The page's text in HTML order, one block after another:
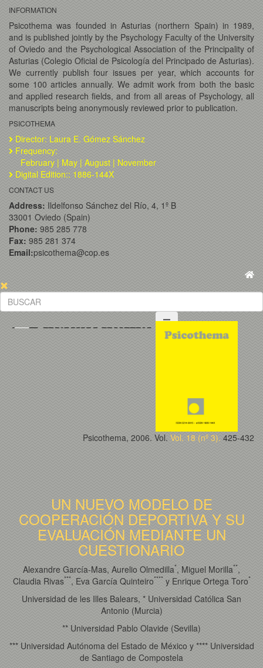
INFORMATION
Psicothema was founded in Asturias (northern Spain) in 1989,
and is published jointly by the Psychology Faculty of the University
of Oviedo and the Psychological Association of the Principality of
Asturias (Colegio Oficial de Psicología del Principado de Asturias).
We currently publish four issues per year, which accounts for
some 100 articles annually. We admit work from both the basic
and applied research fields, and from all areas of Psychology, all
manuscripts being anonymously reviewed prior to publication.
PSICOTHEMA
Director: Laura E. Gómez Sánchez
Frequency:
February | May | August | November
Digital Edition:: 1886-144X
CONTACT US
Address: Ildelfonso Sánchez del Río, 4, 1º B
33001 Oviedo (Spain)
Phone: 985 285 778
Fax: 985 281 374
Email:psicothema@cop.es
Psicothema, 2006. Vol. Vol. 18 (nº 3). 425-432
UN NUEVO MODELO DE
COOPERACIÓN DEPORTIVA Y SU
EVALUACIÓN MEDIANTE UN
CUESTIONARIO
Alexandre García-Mas, Aurelio Olmedilla*, Miguel Morilla**,
Claudia Rivas***, Eva García Quinteiro****y Enrique Ortega Toro*
Universidad de les Illes Balears, * Universidad Católica San
Antonio (Murcia)
** Universidad Pablo Olavide (Sevilla)
*** Universidad Autónoma del Estado de México y **** Universidad
de Santiago de Compostela